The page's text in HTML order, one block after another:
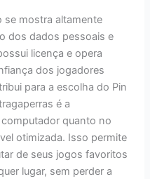
se mostra altamente
dos dados pessoais e
licença e opera
dos jogadores
para a escolha do Pin
é a
quanto no
otimizada. Isso permite
de seus jogos favoritos
lugar, sem perder a